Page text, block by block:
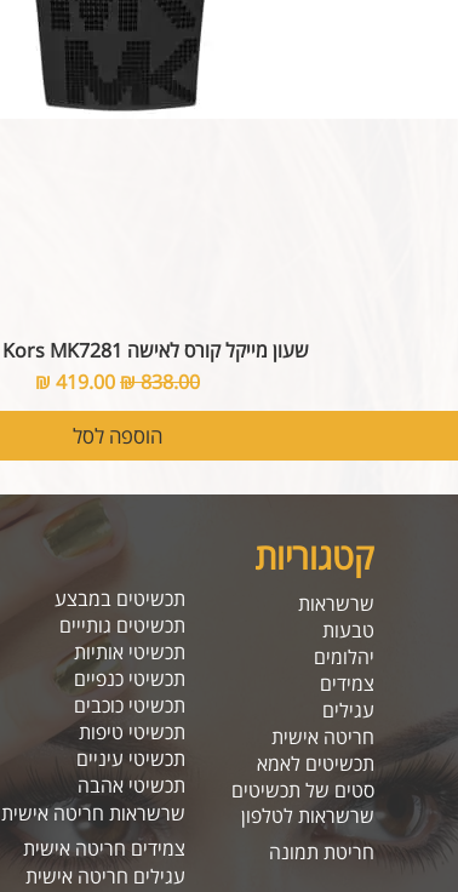
שעון מייקל קורס לאישה Michael Kors MK7281
מחיר רגיל מחיר מבצע
הוספה לסל
קטגוריות
שרשראות
טבעות
יהלומים
צמידים
עגילים
חריטה אישית
תכשיטים לאמא
סטים של תכשיטים
תכשיטים במבצע
תכשיטים גותייים
תכשיטי אותיות
תכשיטי כנפיים
תכשיטי כוכבים
תכשיטי טיפות
תכשיטי עיניים
תכשיטי אהבה
שרשראות חריטה אישית
צמידים חריטה אישית
שרשראות לטלפון
עגילים חריטה אישית
חריטת תמונה